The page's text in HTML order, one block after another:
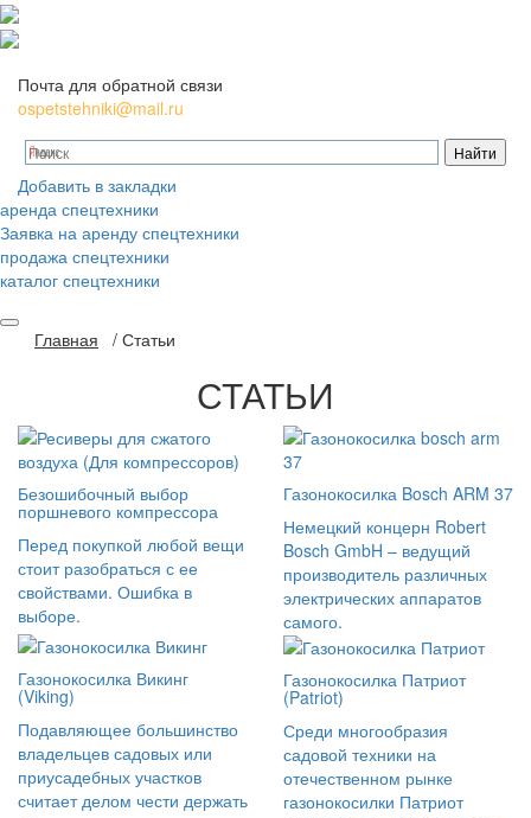
Почта для обратной связи
ospetstehniki@mail.ru
Добавить в закладки
аренда спецтехники
Заявка на аренду спецтехники
продажа спецтехники
каталог спецтехники
Главная / Статьи
СТАТЬИ
Безошибочный выбор
поршневого компрессора
Перед покупкой любой вещи
стоит разобраться с ее
свойствами. Ошибка в
выборе.
Газонокосилка Bosch ARM 37
Немецкий концерн Robert
Bosch GmbH – ведущий
производитель различных
электрических аппаратов
самого.
Газонокосилка Викинг
(Viking)
Подавляющее большинство
владельцев садовых или
приусадебных участков
считает делом чести держать
Газонокосилка Патриот
(Patriot)
Среди многообразия
садовой техники на
отечественном рынке
газонокосилки Патриот